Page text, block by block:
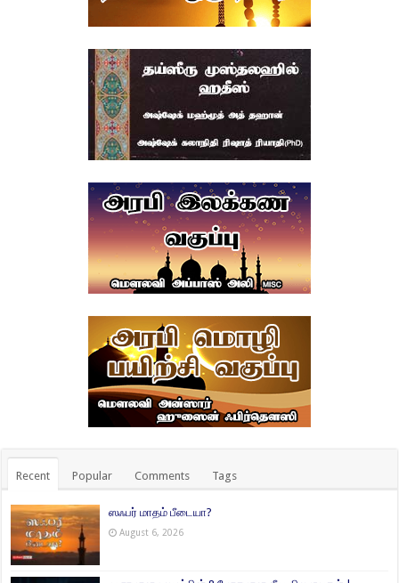
Recent Popular Comments Tags
ஸஃபர் மாதம் பீடையா?
August 6, 2026